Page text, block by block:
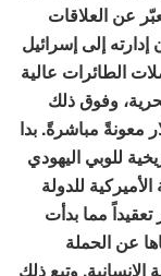
عن العلاقات
إلى إسرائيل
الطائرات عالية
وفوق ذلك
يزيد على 14 مليار دولار معونةً مباشرةً. بدا
للوبي اليهودي
للدولة
مما بدأت
عن الحملة
الإنسانية. وتبع ذلك